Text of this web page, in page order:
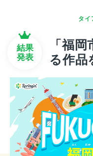
タイ
結果
発表
「福
る作品